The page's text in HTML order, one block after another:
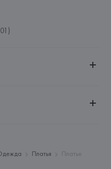
4, 42124 Reggio
Платья
Платье